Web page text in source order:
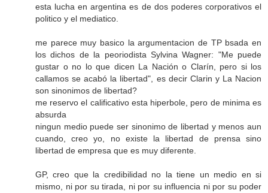
esta lucha en argentina es de dos poderes corporativos el
politico y el mediatico.
me parece muy basico la argumentacion de TP bsada en
los dichos de la peoriodista Sylvina Wagner: "Me puede
gustar o no lo que dicen La Nación o Clarín, pero si los
callamos se acabó la libertad", es decir Clarin y La Nacion
son sinonimos de libertad?
me reservo el calificativo esta hiperbole, pero de minima es
absurda
ningun medio puede ser sinonimo de libertad y menos aun
cuando, creo yo, no existe la libertad de prensa sino
libertad de empresa que es muy diferente.
GP, creo que la credibilidad no la tiene un medio en si
mismo, ni por su tirada, ni por su influencia ni por su poder